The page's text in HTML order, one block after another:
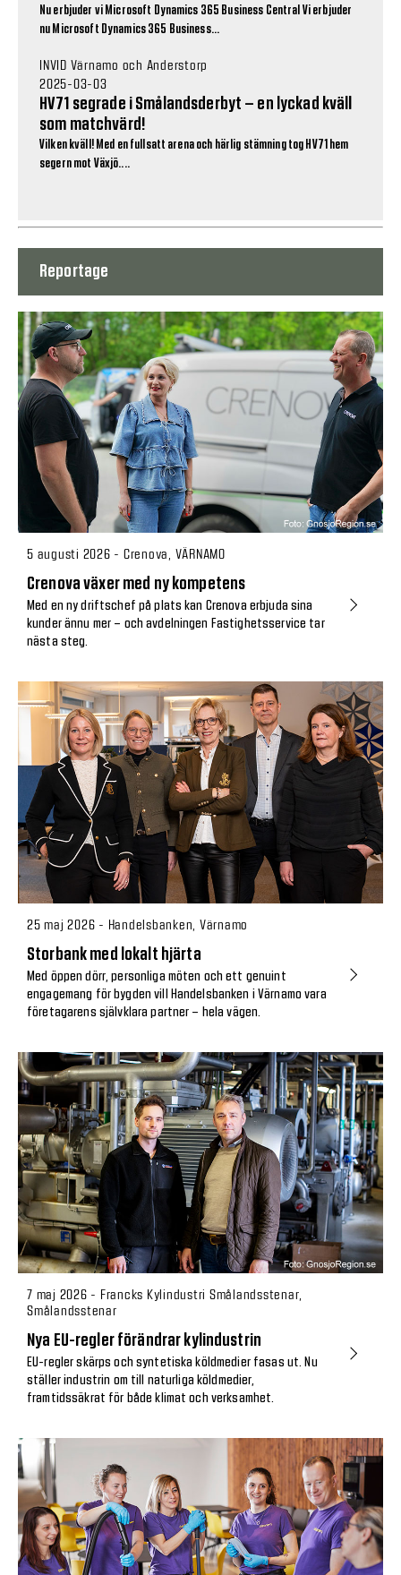
Nu erbjuder vi Microsoft Dynamics 365 Business Central Vi erbjuder
nu Microsoft Dynamics 365 Business...
INVID Värnamo och Anderstorp
2025-03-03
HV71 segrade i Smålandsderbyt – en lyckad kväll
som matchvärd!
Vilken kväll! Med en fullsatt arena och härlig stämning tog HV71 hem
segern mot Växjö....
Reportage
5 augusti 2026 - Crenova, VÄRNAMO
Crenova växer med ny kompetens
Med en ny driftschef på plats kan Crenova erbjuda sina
kunder ännu mer – och avdelningen Fastighetsservice tar
nästa steg.
25 maj 2026 - Handelsbanken, Värnamo
Storbank med lokalt hjärta
Med öppen dörr, personliga möten och ett genuint
engagemang för bygden vill Handelsbanken i Värnamo vara
företagarens självklara partner – hela vägen.
7 maj 2026 - Francks Kylindustri Smålandsstenar,
Smålandsstenar
Nya EU-regler förändrar kylindustrin
EU-regler skärps och syntetiska köldmedier fasas ut. Nu
ställer industrin om till naturliga köldmedier,
framtidssäkrat för både klimat och verksamhet.